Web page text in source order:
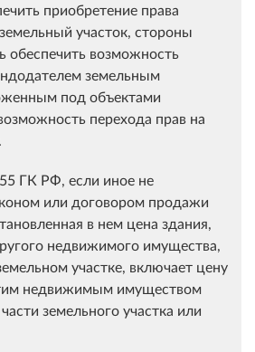
приобретение права
участок, стороны
обеспечить возможность
земельным
под объектами
перехода прав на
ГК РФ, если иное не
или договором продажи
в нем цена здания,
недвижимого имущества,
участке, включает цену
недвижимым имуществом
земельного участка или